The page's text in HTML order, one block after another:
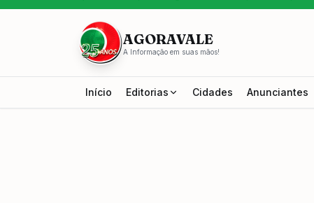
AGORAVALE
A Informação em suas mãos!
Início Editorias Cidades Anunciantes